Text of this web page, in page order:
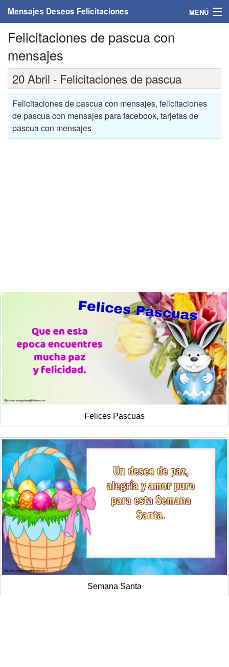
Mensajes Deseos Felicitaciones MENÚ
Home
Mensajes
Felicitaciones
Felicitaciones con nombres
Felicitaciones personalizadas
Felicitaciones de pascua con
mensajes
20 Abril - Felicitaciones de pascua
Felicitaciones de pascua con mensajes, felicitaciones
de pascua con mensajes para facebook, tarjetas de
pascua con mensajes
Felices Pascuas
Semana Santa